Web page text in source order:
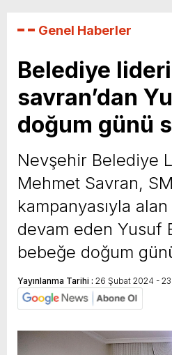
Genel Haberler
Belediye lideri
savran’dan
doğum günü
Nevşehir Belediye
Mehmet Savran,
kampanyasıyla
devam eden Yusuf
bebeğe doğum
Yayınlanma Tarihi : 26 Şubat 2024 -